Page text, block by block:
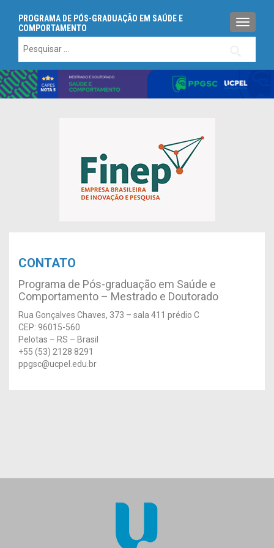
PROGRAMA DE PÓS-GRADUAÇÃO EM SAÚDE E
COMPORTAMENTO
por:
CONTATO
Programa de Pós-graduação em Saúde e
Comportamento – Mestrado e Doutorado
Rua Gonçalves Chaves, 373 – sala 411 prédio C
CEP: 96015-560
Pelotas – RS – Brasil
+55 (53) 2128 8291
ppgsc@ucpel.edu.br